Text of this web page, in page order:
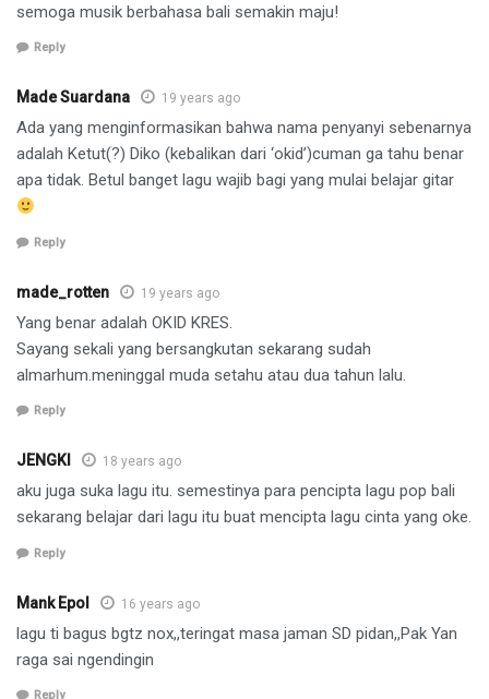
semoga musik berbahasa bali semakin maju!
Reply
Made Suardana 19 years ago
Ada yang menginformasikan bahwa nama penyanyi sebenarnya
adalah Ketut(?) Diko (kebalikan dari ‘okid’)cuman ga tahu benar
apa tidak. Betul banget lagu wajib bagi yang mulai belajar gitar
Reply
made_rotten 19 years ago
Yang benar adalah OKID KRES.
Sayang sekali yang bersangkutan sekarang sudah
almarhum.meninggal muda setahu atau dua tahun lalu.
Reply
JENGKI 18 years ago
aku juga suka lagu itu. semestinya para pencipta lagu pop bali
sekarang belajar dari lagu itu buat mencipta lagu cinta yang oke.
Reply
Mank Epol 16 years ago
lagu ti bagus bgtz nox,,teringat masa jaman SD pidan,,Pak Yan
raga sai ngendingin
Reply